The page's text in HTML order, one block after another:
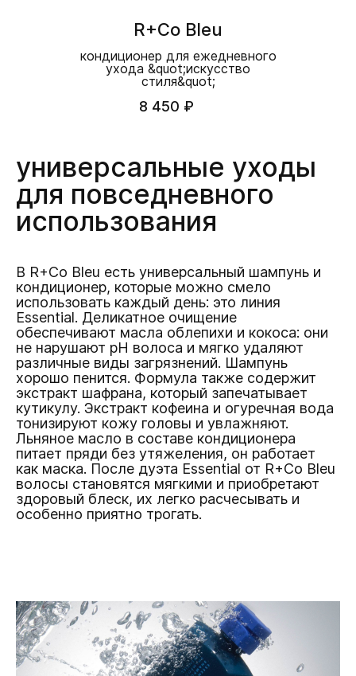
R+Co Bleu
кондиционер для ежедневного
ухода &quot;искусство
стиля&quot;
8 450 ₽
универсальные уходы
для повседневного
использования
В R+Co Bleu есть универсальный шампунь и
кондиционер, которые можно смело
использовать каждый день: это линия
Essential. Деликатное очищение
обеспечивают масла облепихи и кокоса: они
не нарушают pH волоса и мягко удаляют
различные виды загрязнений. Шампунь
хорошо пенится. Формула также содержит
экстракт шафрана, который запечатывает
кутикулу. Экстракт кофеина и огуречная вода
тонизируют кожу головы и увлажняют.
Льняное масло в составе кондиционера
питает пряди без утяжеления, он работает
как маска. После дуэта Essential от R+Co Bleu
волосы становятся мягкими и приобретают
здоровый блеск, их легко расчесывать и
особенно приятно трогать.